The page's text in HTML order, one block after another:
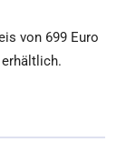
von 699 Euro
erhältlich.